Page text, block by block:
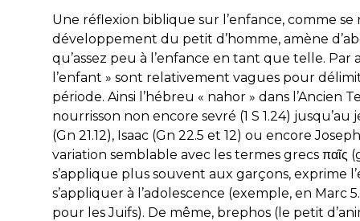
Une réflexion biblique sur l’enfance, comme
développement du petit d’homme, amène
qu’assez peu à l’enfance en tant que telle.
l’enfant » sont relativement vagues pour
période. Ainsi l’hébreu « nahor» dans l’Ancien
nourrisson non encore sevré (1 S 1.24)
(Gn 21.12), Isaac (Gn 22.5 et 12) ou encore
variation semblable avec les termes grecs παῖς
s’applique plus souvent aux garçons, exprime
s’appliquer à l’adolescence (exemple, en Marc
pour les Juifs). De même, brephos(le petit